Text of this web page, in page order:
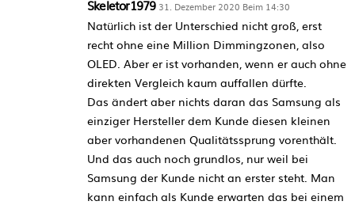
Skeletor1979 31. Dezember 2020 Beim 14:30
Natürlich ist der Unterschied nicht groß, erst
recht ohne eine Million Dimmingzonen, also
OLED. Aber er ist vorhanden, wenn er auch ohne
direkten Vergleich kaum auffallen dürfte.
Das ändert aber nichts daran das Samsung als
einziger Hersteller dem Kunde diesen kleinen
aber vorhandenen Qualitätssprung vorenthält.
Und das auch noch grundlos, nur weil bei
Samsung der Kunde nicht an erster steht. Man
kann einfach als Kunde erwarten das bei einem